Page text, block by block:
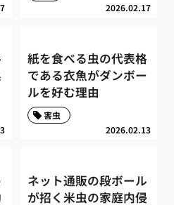
2026.02.17
紙を食べる虫の代表格
である衣魚がダンボー
ルを好む理由
2026.02.13
害虫
ネット通販の段ボール
が招く米虫の家庭内侵